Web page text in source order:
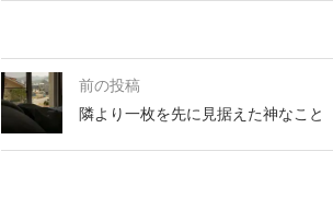
前の投稿
隣より一枚を先に見据えた神なこと